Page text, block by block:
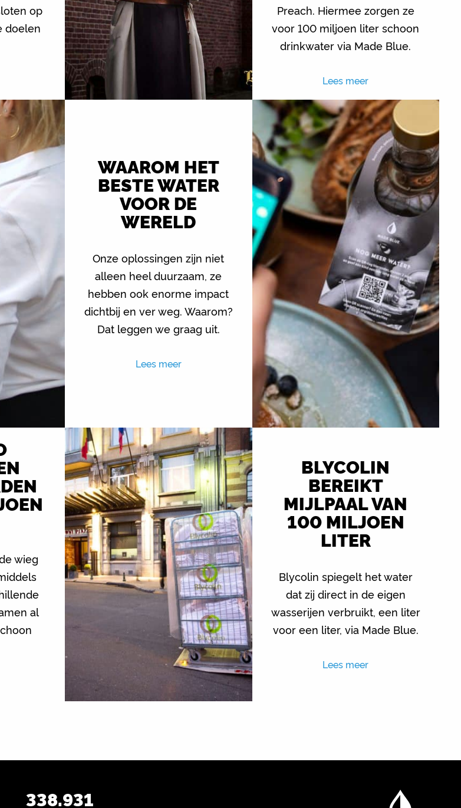
op
doelen
Preach. Hiermee zorgen ze
voor 100 miljoen liter schoon
drinkwater via Made Blue.
Lees meer
WAAROM HET
BESTE WATER
VOOR DE
WERELD
Onze oplossingen zijn niet
alleen heel duurzaam, ze
hebben ook enorme impact
dichtbij en ver weg. Waarom?
Dat leggen we graag uit.
Lees meer
wieg
al
BLYCOLIN
BEREIKT
MIJLPAAL VAN
100 MILJOEN
LITER
Blycolin spiegelt het water
dat zij direct in de eigen
wasserijen verbruikt, een liter
voor een liter, via Made Blue.
Lees meer
338.931